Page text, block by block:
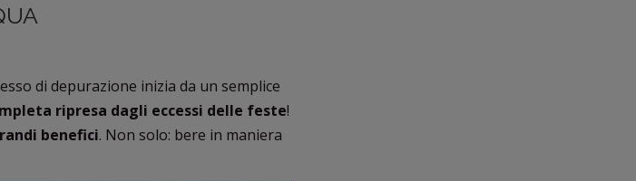
di depurazione inizia da un semplice
ripresa dagli eccessi delle feste!
benefici. Non solo: bere in maniera